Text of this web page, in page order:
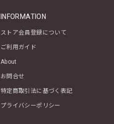
INFORMATION
ストア会員登録について
ご利用ガイド
About
お問合せ
特定商取引法に基づく表記
プライバシーポリシー